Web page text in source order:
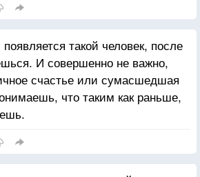
такой человек, после
И совершенно не важно,
счастье или сумасшедшая
что таким как раньше,